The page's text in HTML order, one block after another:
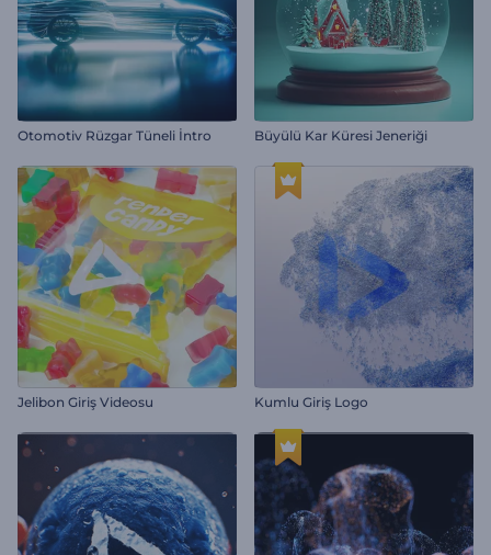
Otomotiv Rüzgar Tüneli İntro Büyülü Kar Küresi Jeneriği
Jelibon Giriş Videosu Kumlu Giriş Logo